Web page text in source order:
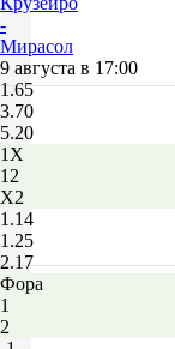
-
Мирасол
9 августа в 17:00
1.65
3.70
5.20
1X
12
X2
1.14
1.25
2.17
Фора
1
2